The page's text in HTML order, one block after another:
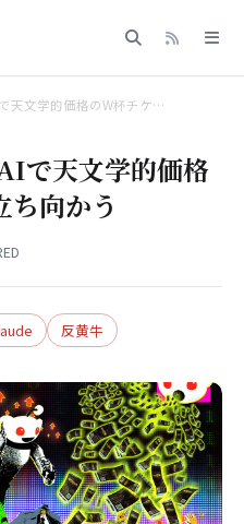
天文学的価格のW杯チケ…
で天文学的価格
ち向かう
反黄牛